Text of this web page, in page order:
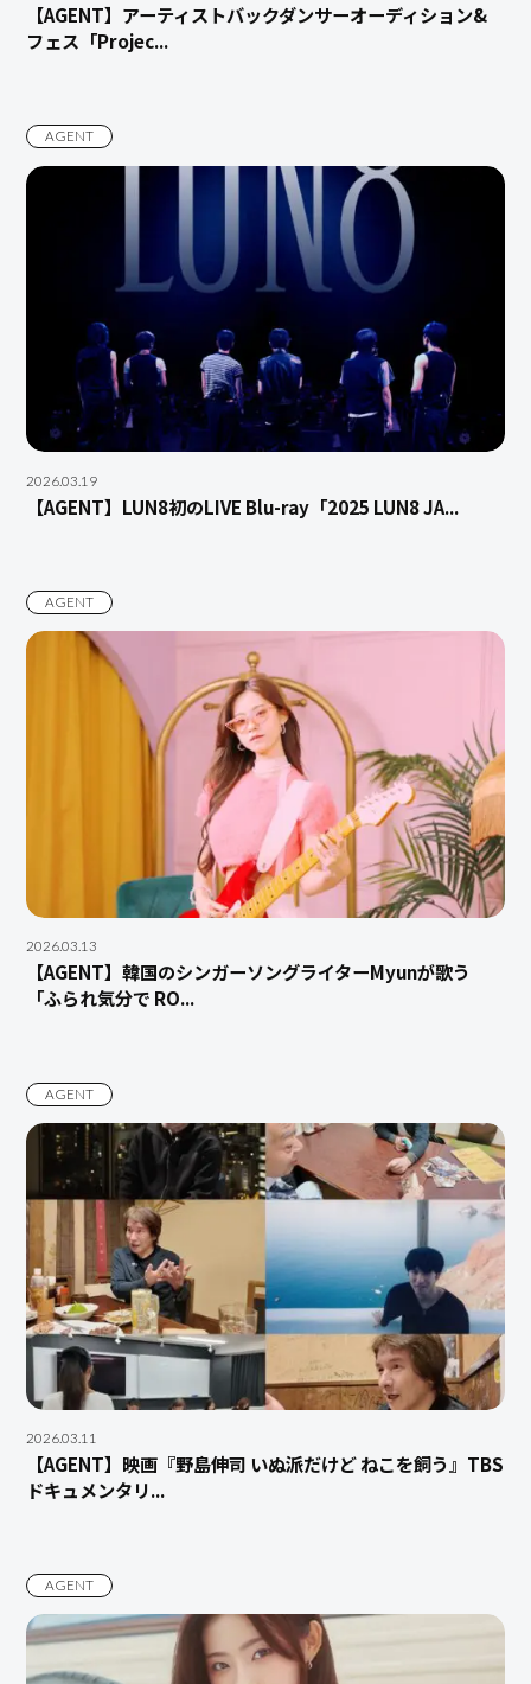
【AGENT】アーティストバックダンサーオーディション&
フェス「Projec...
AGENT
2026.03.19
【AGENT】LUN8初のLIVE Blu-ray「2025 LUN8 JA...
AGENT
2026.03.13
【AGENT】韓国のシンガーソングライターMyunが歌う
「ふられ気分で RO...
AGENT
2026.03.11
【AGENT】映画『野島伸司 いぬ派だけど ねこを飼う』TBS
ドキュメンタリ...
AGENT